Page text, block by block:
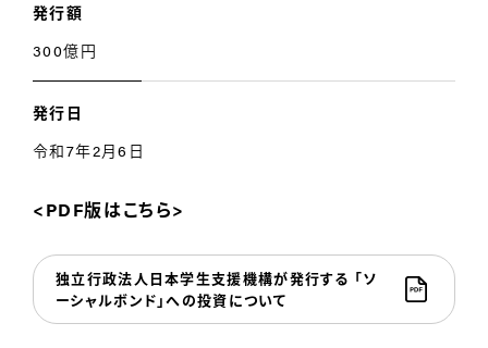
発行額
300億円
発行日
令和7年2月6日
<PDF版はこちら>
独立行政法人日本学生支援機構が発行する 「ソ
ーシャルボンド」への投資について